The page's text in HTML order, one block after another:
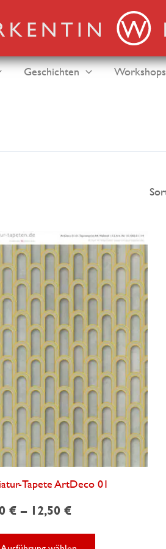
Geschichten Workshops
Tapete ArtDeco 01
€ – 12,50 €
Dieses